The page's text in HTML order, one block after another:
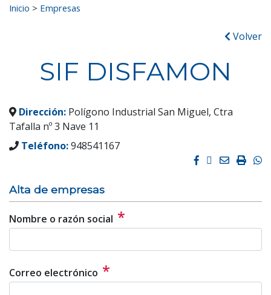
Buscar:
Inicio > Empresas
Volver
SIF DISFAMON
Dirección: Polígono Industrial San Miguel, Ctra
Tafalla nº 3 Nave 11
Teléfono:948541167
Facebook
Twitter
Email
Alta de empresas
Nombre o razón social *
Correo electrónico *